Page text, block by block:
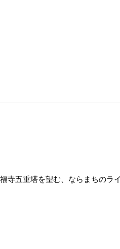
寺五重塔を望む、ならまちのラ